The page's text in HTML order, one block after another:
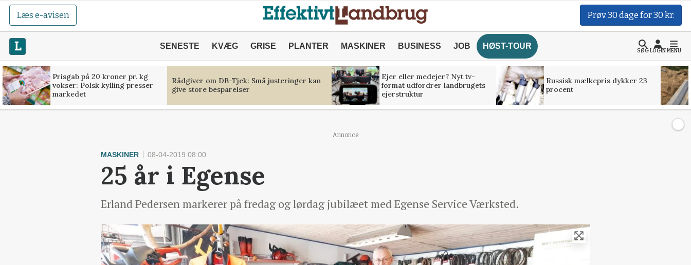
Læs e-avisen Prøv 30 dage for 30 kr.
SENESTE KVÆG GRISE PLANTER MASKINER BUSINESS JOB HØST-TOUR
SØGLOGINMENU
Prisgab på 20 kroner pr. kg
vokser: Polsk kylling presser
markedet
Rådgiver om DB-Tjek: Små justeringer kan
give store besparelser
Ejer eller medejer? Nyt tv-
format udfordrer landbrugets
ejerstruktur
Russisk mælkepris dykker 23
procent
Annonce
MASKINER 08-04-2019 08:00
25 år i Egense
Erland Pedersen markerer på fredag og lørdag jubilæet med Egense Service Værksted.